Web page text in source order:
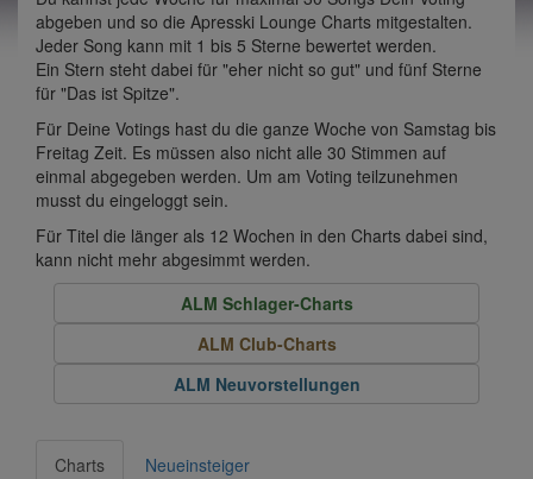
abgeben und so die Apresski Lounge Charts mitgestalten.
Jeder Song kann mit 1 bis 5 Sterne bewertet werden.
Ein Stern steht dabei für "eher nicht so gut" und fünf Sterne
für "Das ist Spitze".
Für Deine Votings hast du die ganze Woche von Samstag bis
Freitag Zeit. Es müssen also nicht alle 30 Stimmen auf
einmal abgegeben werden. Um am Voting teilzunehmen
musst du eingeloggt sein.
Für Titel die länger als 12 Wochen in den Charts dabei sind,
kann nicht mehr abgesimmt werden.
ALM Schlager-Charts
ALM Club-Charts
ALM Neuvorstellungen
Charts Neueinsteiger